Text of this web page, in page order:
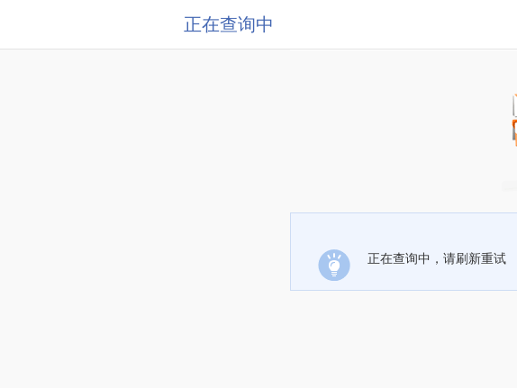
正在查询中
正在查询中，请刷新重试